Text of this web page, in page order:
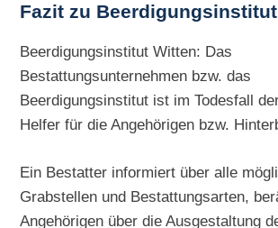
Fazit zu
Beerdigungsinstitut Witten: Das
Bestattungsunternehmen bzw. das
Beerdigungsinstitut ist im Todesfall
Helfer für die Angehörigen bzw.
Ein Bestatter informiert über alle
Grabstellen und Bestattungsarten,
Angehörigen über die Ausgestaltung